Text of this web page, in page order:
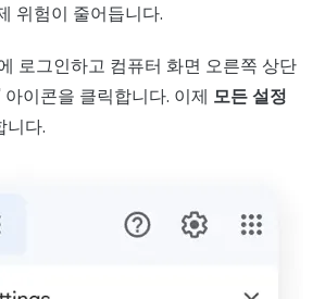
위험이 줄어듭니다.
로그인하고 컴퓨터 화면 오른쪽 상단
이콘을 클릭합니다. 이제 모든 설정
니다.